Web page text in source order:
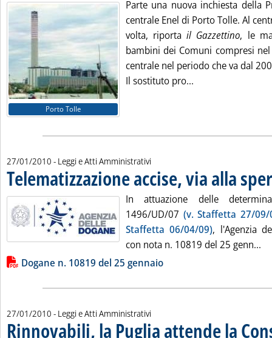
Porto Tolle
Parte una nuova inchiesta della
centrale Enel di Porto Tolle. Al
volta, riportail Gazzettino, le
bambini dei Comuni compresi
centrale nel periodo che va dal
Il sostituto pro...
27/01/2010 - Leggi e Atti Amministrativi
Telematizzazione accise, via alla
In attuazione delle
1496/UD/07 (v. Staffetta 27/09/
Staffetta 06/04/09), l'Agenzia
con nota n. 10819 del 25 genn...
Lista allegati PDF alla notizia
Dogane n. 10819 del 25 gennaio
27/01/2010 - Leggi e Atti Amministrativi
Rinnovabili, la Puglia attende la